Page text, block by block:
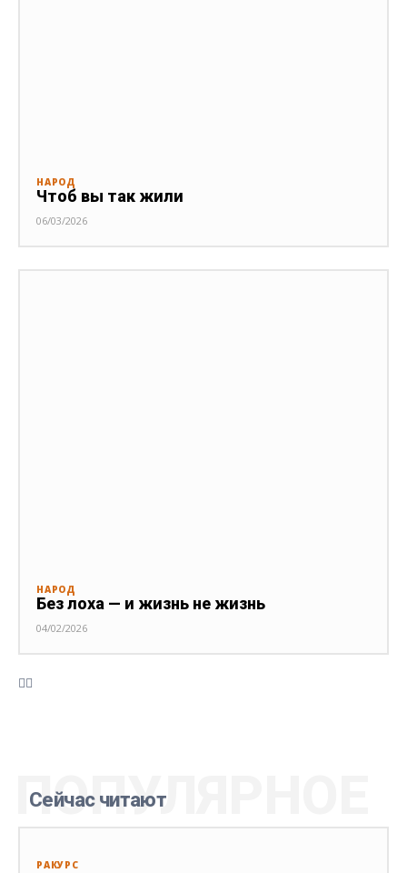
НАРОД
Чтоб вы так жили
06/03/2026
НАРОД
Без лоха — и жизнь не жизнь
04/02/2026
Сейчас читают
ПОПУЛЯРНОЕ
РАКУРС